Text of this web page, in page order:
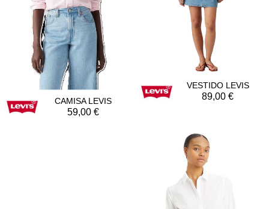
CAMISA LEVIS
59,00
VESTIDO LEVIS
89,00